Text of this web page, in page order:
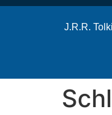
J.R.R.